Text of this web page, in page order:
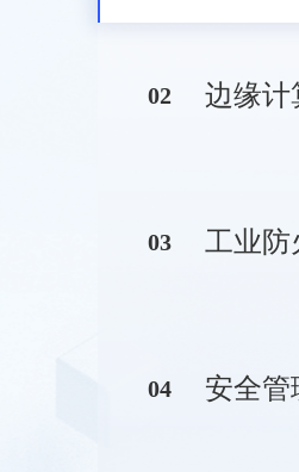
02 边缘计
03 工业防
04 安全管